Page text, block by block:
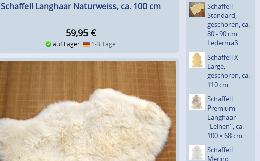
Schaffell Langhaar Naturweiss, ca. 100 cm
59,95 €
auf Lager 1-3 Tage
Schaffell
Standard,
geschoren, ca.
80 - 90 cm
Ledermaß
Schaffell X-
Large,
geschoren, ca.
110 cm
Schaffell
Premium
Langhaar
"Leinen", ca.
100 × 68 cm
Schaffell
Merino